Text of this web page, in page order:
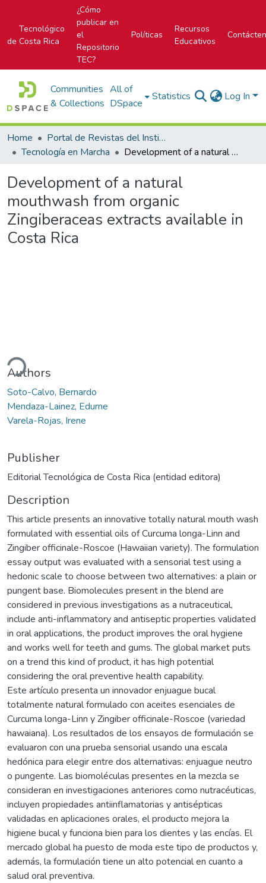
Tecnológico
de Costa Rica
¿Cómo
publicar en
el
Repositorio
TEC?
Políticas
Recursos
Educativos
Communities
& Collections
All of
DSpace
Statistics Log In
Home
Portal de Revistas del Instituto Tecnológico de Costa Rica
Tecnología en Marcha
Development of a natural mouthwash from organic Zingiberaceas extracts available in Costa Rica
Development of a natural
mouthwash from organic
Zingiberaceas extracts available in
Costa Rica
Authors
Soto-Calvo, Bernardo
Mendaza-Lainez, Edurne
Varela-Rojas, Irene
Publisher
Editorial Tecnológica de Costa Rica (entidad editora)
Description
This article presents an innovative totally natural mouth wash
formulated with essential oils of Curcuma longa-Linn and
Zingiber officinale-Roscoe (Hawaiian variety). The formulation
essay output was evaluated with a sensorial test using a
hedonic scale to choose between two alternatives: a plain or
pungent base. Biomolecules present in the blend are
considered in previous investigations as a nutraceutical,
include anti-inflammatory and antiseptic properties validated
in oral applications, the product improves the oral hygiene
and works well for teeth and gums. The global market puts
on a trend this kind of product, it has high potential
considering the oral preventive health capability.
Este artículo presenta un innovador enjuague bucal
totalmente natural formulado con aceites esenciales de
Curcuma longa-Linn y Zingiber officinale-Roscoe (variedad
hawaiana). Los resultados de los ensayos de formulación se
evaluaron con una prueba sensorial usando una escala
hedónica para elegir entre dos alternativas: enjuague neutro
o pungente. Las biomoléculas presentes en la mezcla se
consideran en investigaciones anteriores como nutracéuticas,
incluyen propiedades antiinflamatorias y antisépticas
validadas en aplicaciones orales, el producto mejora la
higiene bucal y funciona bien para los dientes y las encías. El
mercado global ha puesto de moda este tipo de productos y,
además, la formulación tiene un alto potencial en cuanto a
salud oral preventiva.